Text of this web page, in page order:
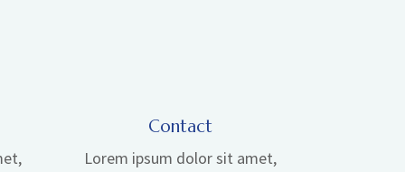
Contact
Lorem ipsum dolor sit amet,